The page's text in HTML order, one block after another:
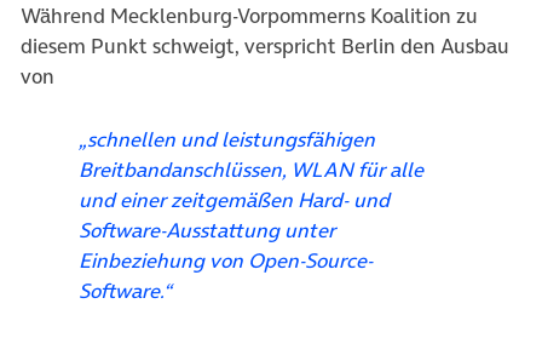
Während Mecklenburg-Vorpommerns Koalition zu
diesem Punkt schweigt, verspricht Berlin den Ausbau
von
„schnellen und leistungsfähigen
Breitbandanschlüssen, WLAN für alle
und einer zeitgemäßen Hard- und
Software-Ausstattung unter
Einbeziehung von Open-Source-
Software.“